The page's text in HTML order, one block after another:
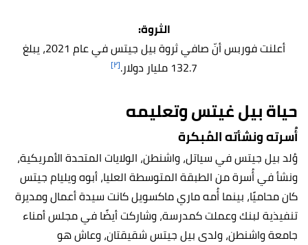
الثروة:
أعلنت فوربس أنّ صافي ثروة بيل جيتس في عام 2021، يبلغ
132.7 مليار دولار.
[٢]
حياة بيل غيتس وتعليمه
أُسرته ونشأته المُبكرة
وُلد بيل جيتس في سياتل، واشنطن، الولايات المتحدة الأمريكية،
ونشأ في أُسرة من الطبقة المتوسطة العليا، أبوه ويليام جيتس
كان محاميًا، بينما أُمه ماري ماكسويل كانت سيدة أعمال ومديرة
تنفيذية لبنك وعملت كمدرسة، وشاركت أيضًا في مجلس أمناء
جامعة واشنطن، ولدى بيل جيتس شقيقتان، وعاش هو